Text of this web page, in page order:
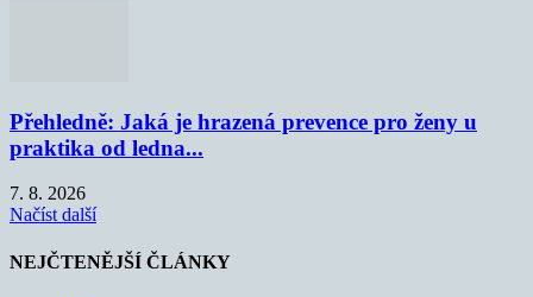
Přehledně: Jaká je hrazená prevence pro ženy u
praktika od ledna...
7. 8. 2026
Načíst další
NEJČTENĚJŠÍ ČLÁNKY